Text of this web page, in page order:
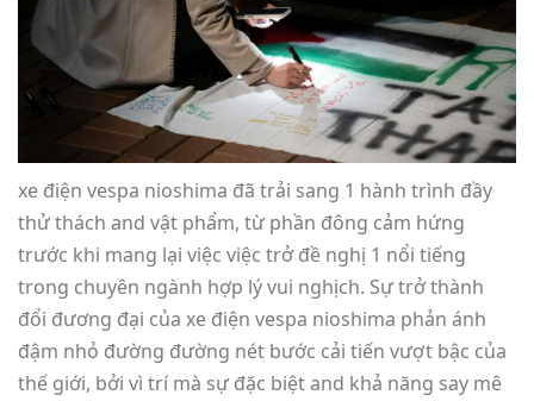
xe điện vespa nioshima đã trải sang 1 hành trình đầy
thử thách and vật phẩm, từ phần đông cảm hứng
trước khi mang lại việc việc trở đề nghị 1 nổi tiếng
trong chuyên ngành hợp lý vui nghịch. Sự trở thành
đổi đương đại của xe điện vespa nioshima phản ánh
đậm nhỏ đường đường nét bước cải tiến vượt bậc của
thế giới, bởi vì trí mà sự đặc biệt and khả năng say mê